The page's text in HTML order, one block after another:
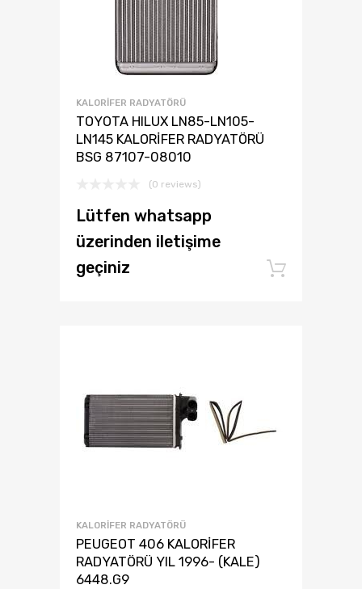
KALORIFER RADYATÖRÜ
TOYOTA HILUX LN85-LN105-
LN145 KALORİFER RADYATÖRÜ
BSG 87107-08010
(0 reviews)
Lütfen whatsapp
üzerinden iletişime
geçiniz
KALORIFER RADYATÖRÜ
PEUGEOT 406 KALORİFER
RADYATÖRÜ YIL 1996- (KALE)
6448.G9